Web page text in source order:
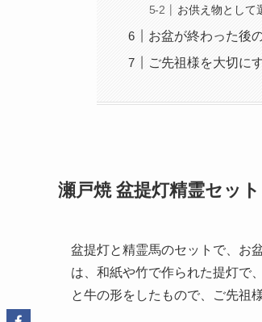
お供え物として
お盆が終わった後
ご先祖様を大切に
瀬戸焼 盆提灯精霊セッ
盆提灯と精霊馬のセットで、お
は、和紙や竹で作られた提灯で
と牛の形をしたもので、ご先祖